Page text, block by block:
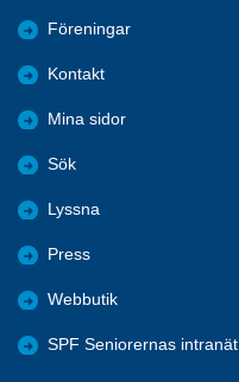
Föreningar
Kontakt
Mina sidor
Sök
Lyssna
Press
Webbutik
SPF Seniorernas intranät